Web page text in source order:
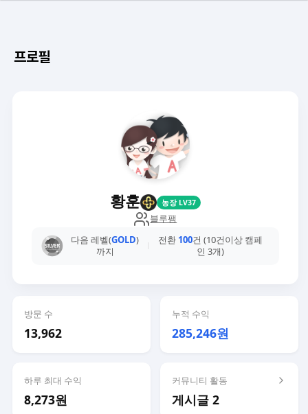
프로필
황훈 농장 LV37
블루팸
다음 레벨(GOLD)
까지
전환 100건 (10건이상 캠페
인 3개)
방문 수
13,962
누적 수익
285,246원
하루 최대 수익
8,273원
커뮤니티 활동
게시글 2